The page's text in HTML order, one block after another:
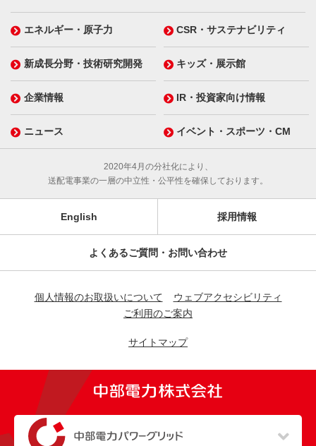
エネルギー・原子力 CSR・サステナビリティ
新成長分野・技術研究開発 キッズ・展示館
企業情報 IR・投資家向け情報
ニュース イベント・スポーツ・CM
2020年4月の分社化により、
送配電事業の一層の中立性・公平性を確保しております。
English 採用情報
よくあるご質問・お問い合わせ
個人情報のお取扱いについて
ウェブアクセシビリティ
ご利用のご案内
サイトマップ